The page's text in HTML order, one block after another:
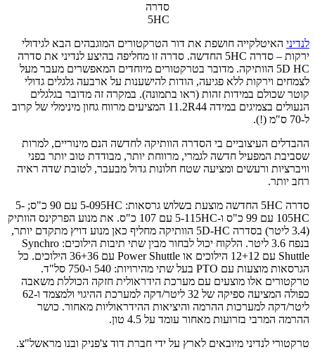
סדרה
5HC
לנדיני האיטלקייה חושפת את דור הטרקטורים המוגבהים הבא לגידולי
ירקות – סדרה 5HC החדשה. סדרה זו מחליפה בהיצע לנדיני את סדרה
5D HC הוותיקה. מדובר בטרקטורים מיוחדים המאפשרים מעבר מעל
לצמחים וירקות ללא פגיעה, הודות להישענות על ארבעה גלגלים גדולי
קוטר שכולם במידות זהות (ראו בתמונה). במקרה זה מדובר בגלגלים
הנעולים בצמיגים במידה 11.2R44 המציעים מרווח גחון מינימלי של קרוב
ל-70 ס"מ (!).
ההבדלים העיצוביים בי הסדרה הוותיקה לחדשה הנם מינוריים, למרות
שסביבת המפעיל חדשה לגמרי, מרווחת יותר, מבודדת טוב יותר בפני
וויברציות ורעשים ומציעה שטח חלונות גדול מבעבר, לטובת שדה ראיה
רחב יותר.
סדרה 5HC החדשה מוצעת בשלוש גרסאות: 5-095HC עם 90 כ"ס; 5-
105HC עם 99 כ"ס ו-5-115HC עם 107 כ"ס. את מנוע הפרקינס הוותיק
(3.4 ליטר) בסדרה 5D-HC הוותיקה מחליף כאן מנוע דויץ מתקדם יותר,
בנפח 3.6 ליטר. הלקוח יכול לבחור מבין שתי תיבות הילוכים: Synchro
Shuttle עם 12+12 הילוכים או Power Shuttle עם 36+36 הילוכים. כל
הגרסאות מוצעות עם PTO בעל שתי מהירויות: 540 ו-750 סל"ד.
טרקטורים אלו מוצעים עם מערכת הידראולית חזקה הכוללת משאבה
כפולה המציעה ספיקה של 32 ליטר/דקה למערכת ההיגוי ולמצמד ו-62
ליטר/דקה למערכות ההרמה והיציאות ההידראוליות מאחור. כושר
ההרמה המרבי בזרועות מאחור עומד על 4.5 טון.
טרקטורי לנדיני מיובאים לארץ על ידי חברת דוד צ'פניק ובנו מראשל"צ.